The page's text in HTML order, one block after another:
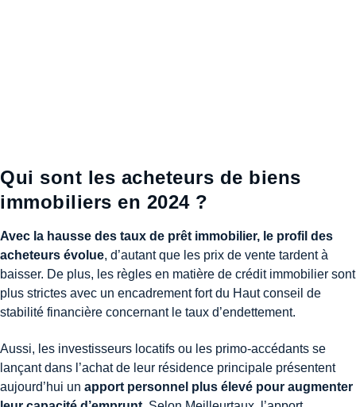
Qui sont les acheteurs de biens
immobiliers en 2024 ?
Avec la hausse des taux de prêt immobilier, le profil des
acheteurs évolue, d’autant que les prix de vente tardent à
baisser. De plus, les règles en matière de crédit immobilier sont
plus strictes avec un encadrement fort du Haut conseil de
stabilité financière concernant le taux d’endettement.
Aussi, les investisseurs locatifs ou les primo-accédants se
lançant dans l’achat de leur résidence principale présentent
aujourd’hui un apport personnel plus élevé pour augmenter